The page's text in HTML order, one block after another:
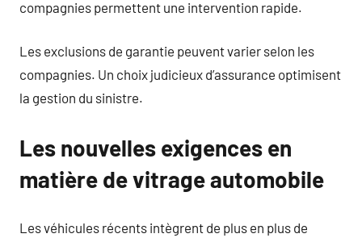
compagnies permettent une intervention rapide.
Les exclusions de garantie peuvent varier selon les
compagnies. Un choix judicieux d’assurance optimisent
la gestion du sinistre.
Les nouvelles exigences en
matière de vitrage automobile
Les véhicules récents intègrent de plus en plus de